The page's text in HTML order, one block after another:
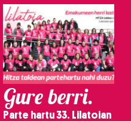
Gure berri.
Parte hartu 33. Lilatoian